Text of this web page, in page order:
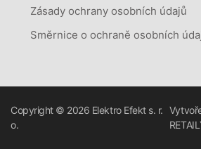
Zásady ochrany osobních údajů
Směrnice o ochraně osobních
Copyright © 2026 Elektro Efekt s. r.
o.